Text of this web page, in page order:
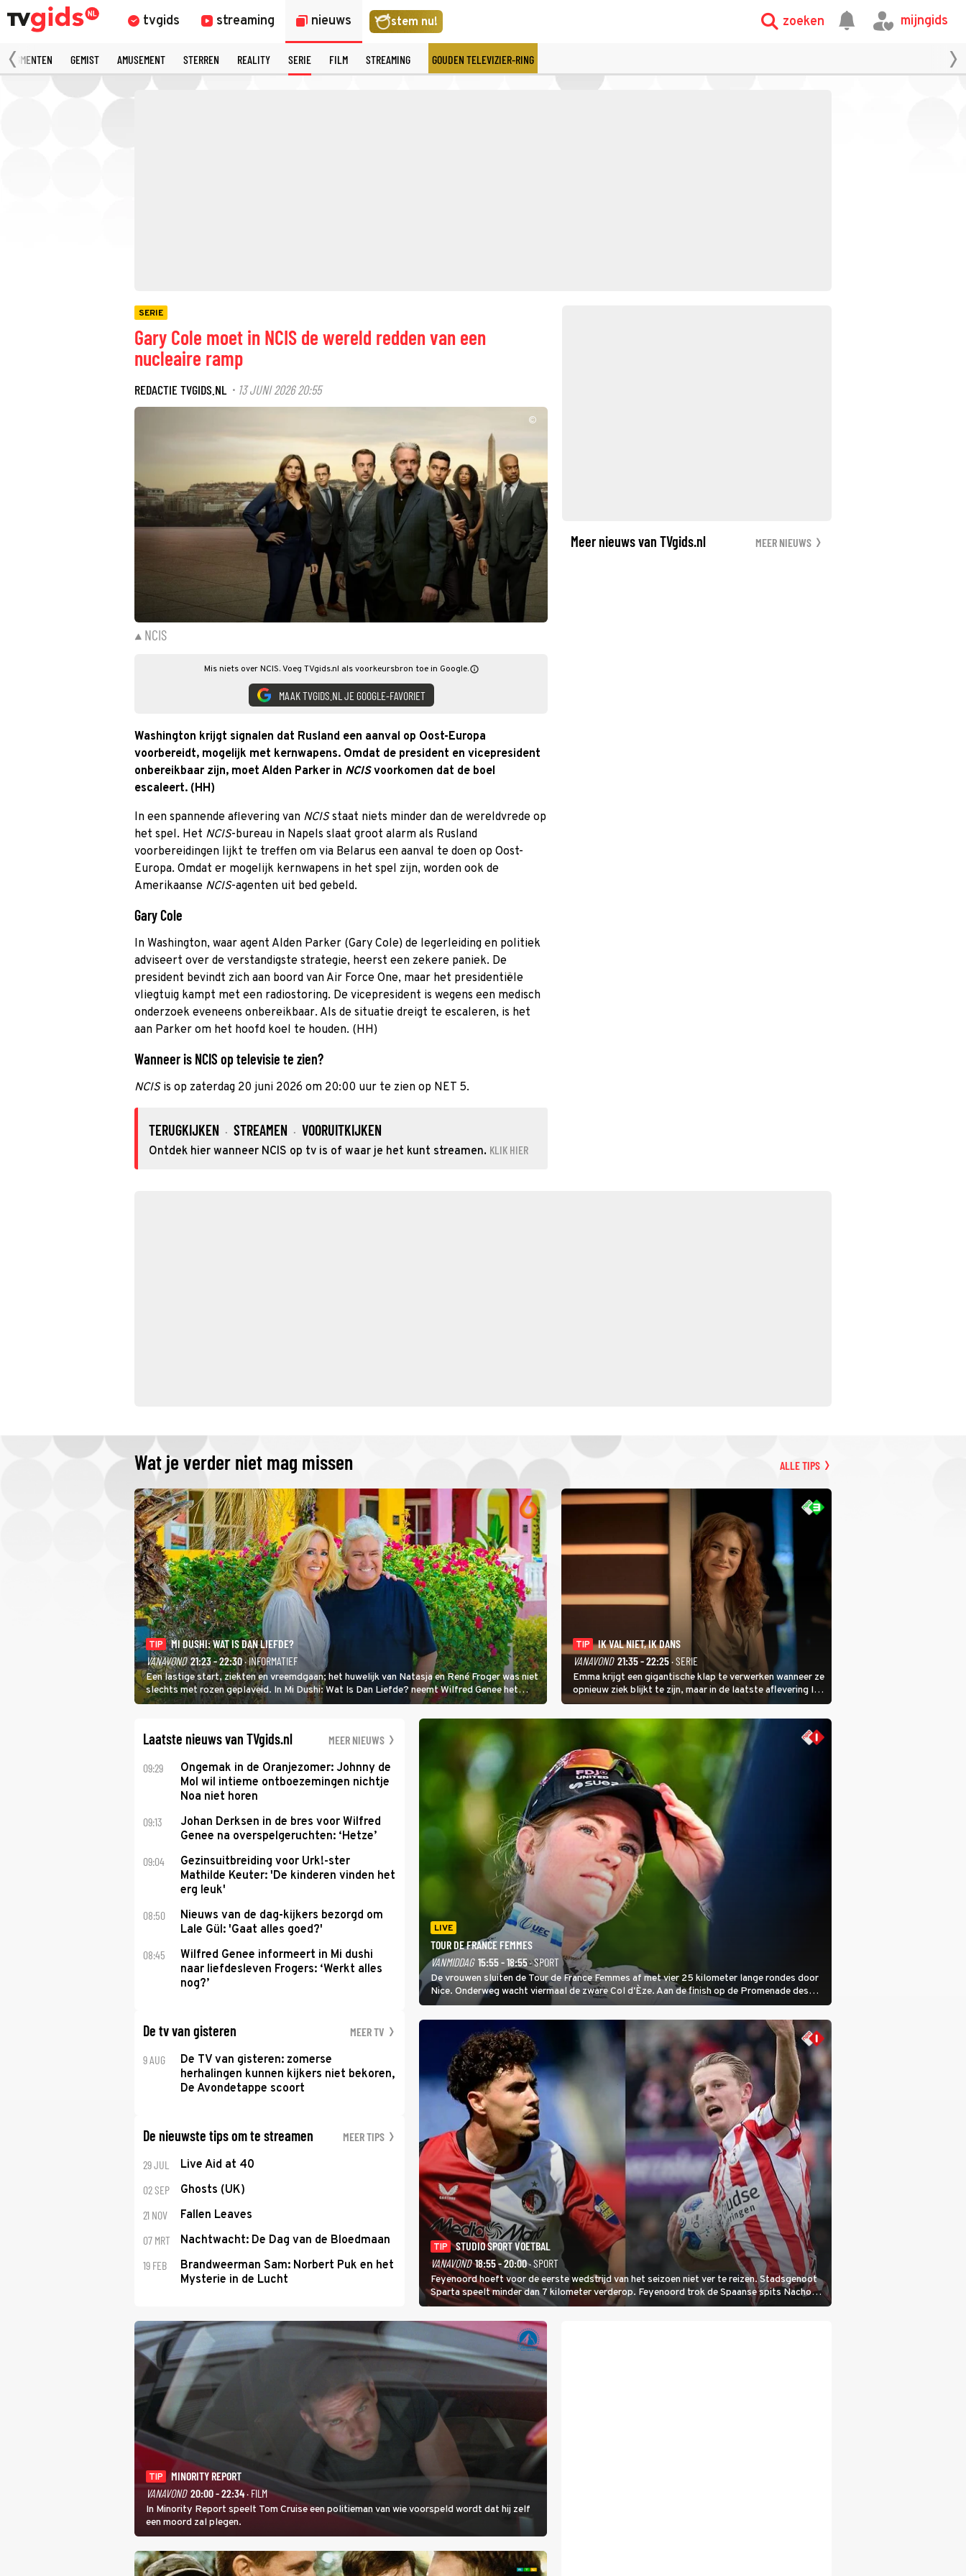
tvgids streaming nieuws stem nu! zoeken mijngids
GEMIST AMUSEMENT STERREN REALITY SERIE FILM STREAMING GOUDEN TELEVIZIER-RING
SERIE
Gary Cole moet in NCIS de wereld redden van een
nucleaire ramp
REDACTIE TVGIDS.NL· 13 JUNI 2026 20:55
©
NCIS
Mis niets over NCIS. Voeg TVgids.nl als voorkeursbron toe in Google.
MAAK TVGIDS.NL JE GOOGLE-FAVORIET
Washington krijgt signalen dat Rusland een aanval op Oost-Europa
voorbereidt, mogelijk met kernwapens. Omdat de president en vicepresident
onbereikbaar zijn, moet Alden Parker in NCISvoorkomen dat de boel
escaleert. (HH)
In een spannende aflevering van NCISstaat niets minder dan de wereldvrede op
het spel. Het NCIS-bureau in Napels slaat groot alarm als Rusland
voorbereidingen lijkt te treffen om via Belarus een aanval te doen op Oost-
Europa. Omdat er mogelijk kernwapens in het spel zijn, worden ook de
Amerikaanse NCIS-agenten uit bed gebeld.
Gary Cole
In Washington, waar agent Alden Parker (Gary Cole) de legerleiding en politiek
adviseert over de verstandigste strategie, heerst een zekere paniek. De
president bevindt zich aan boord van Air Force One, maar het presidentiële
vliegtuig kampt met een radiostoring. De vicepresident is wegens een medisch
onderzoek eveneens onbereikbaar. Als de situatie dreigt te escaleren, is het
aan Parker om het hoofd koel te houden. (HH)
Wanneer is NCIS op televisie te zien?
NCISis op zaterdag 20 juni 2026 om 20:00 uur te zien op NET 5.
TERUGKIJKEN · STREAMEN · VOORUITKIJKEN
Ontdek hier wanneer NCIS op tv is of waar je het kunt streamen. KLIK HIER
Meer nieuws van TVgids.nl MEER NIEUWS
Wat je verder niet mag missen ALLE TIPS
TIP
MI DUSHI: WAT IS DAN LIEFDE?
VANAVOND 21:23 - 22:30· INFORMATIEF
Een lastige start, ziekten en vreemdgaan; het huwelijk van Natasja en René Froger was niet
slechts met rozen geplaveid. In Mi Dushi: Wat Is Dan Liefde? neemt Wilfred Genee het
showbizzkoppel mee uit vissen om het over de liefde te hebben.
TIP
IK VAL NIET, IK DANS
VANAVOND 21:35 - 22:25· SERIE
Emma krijgt een gigantische klap te verwerken wanneer ze
opnieuw ziek blijkt te zijn, maar in de laatste aflevering Ik
Val Niet, Ik Dans laat ze zien dat ze niet van plan is op te
geven, zelfs als ze daarvoor een ingrijpende operatie
moet ondergaan.
Laatste nieuws van TVgids.nl MEER NIEUWS
09:29
Ongemak in de Oranjezomer: Johnny de
Mol wil intieme ontboezemingen nichtje
Noa niet horen
09:13
Johan Derksen in de bres voor Wilfred
Genee na overspelgeruchten: ‘Hetze’
09:04
Gezinsuitbreiding voor Urk!-ster
Mathilde Keuter: 'De kinderen vinden het
erg leuk'
08:50
Nieuws van de dag-kijkers bezorgd om
Lale Gül: 'Gaat alles goed?'
08:45
Wilfred Genee informeert in Mi dushi
naar liefdesleven Frogers: ‘Werkt alles
nog?’
De tv van gisteren MEER TV
9 AUG
De TV van gisteren: zomerse
herhalingen kunnen kijkers niet bekoren,
De Avondetappe scoort
De nieuwste tips om te streamen MEER TIPS
29 JUL Live Aid at 40
02 SEP Ghosts (UK)
21 NOV Fallen Leaves
07 MRT Nachtwacht: De Dag van de Bloedmaan
19 FEB
Brandweerman Sam: Norbert Puk en het
Mysterie in de Lucht
LIVE
TOUR DE FRANCE FEMMES
VANMIDDAG 15:55 - 18:55· SPORT
De vrouwen sluiten de Tour de France Femmes af met vier 25 kilometer lange rondes door
Nice. Onderweg wacht viermaal de zware Col d'Èze. Aan de finish op de Promenade des
Anglais krijgt de eindwinnaar de laatste gele trui.
TIP
STUDIO SPORT VOETBAL
VANAVOND 18:55 - 20:00· SPORT
Feyenoord hoeft voor de eerste wedstrijd van het seizoen niet ver te reizen. Stadsgenoot
Sparta speelt minder dan 7 kilometer verderop. Feyenoord trok de Spaanse spits Nacho
Ferri aan van KVC Westerlo uit België.
TIP
MINORITY REPORT
VANAVOND 20:00 - 22:34· FILM
In Minority Report speelt Tom Cruise een politieman van wie voorspeld wordt dat hij zelf
een moord zal plegen.